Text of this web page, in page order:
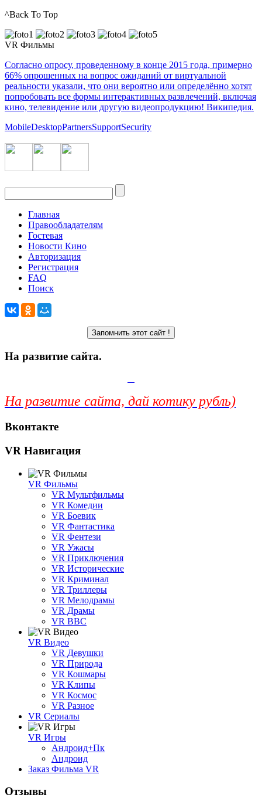
^Back To Top
VR Фильмы
Согласно опросу, проведенному в конце 2015 года, примерно
66% опрошенных на вопрос ожиданий от виртуальной
реальности указали, что они вероятно или определённо хотят
попробовать все формы интерактивных развлечений, включая
кино, телевидение или другую видеопродукцию! Википедия.
MobileDesktopPartnersSupportSecurity
Главная
Правообладателям
Гостевая
Новости Кино
Авторизация
Регистрация
FAQ
Поиск
На развитие сайта.
На развитие сайта, дай котику рубль)
Вконтакте
VR Навигация
VR Фильмы
VR Мультфильмы
VR Комедии
VR Боевик
VR Фантастика
VR Фентези
VR Ужасы
VR Приключения
VR Исторические
VR Криминал
VR Триллеры
VR Мелодрамы
VR Драмы
VR BBC
VR Видео
VR Девушки
VR Природа
VR Кошмары
VR Клипы
VR Космос
VR Разное
VR Сериалы
VR Игры
Андроид+Пк
Андроид
Заказ Фильма VR
Отзывы